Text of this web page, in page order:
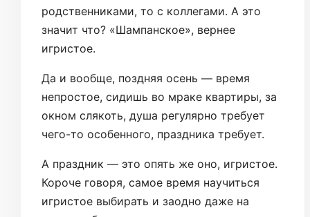
родственниками, то с коллегами. А это
значит что? «Шампанское», вернее
игристое.
Да и вообще, поздняя осень — время
непростое, сидишь во мраке квартиры, за
окном слякоть, душа регулярно требует
чего-то особенного, праздника требует.
А праздник — это опять же оно, игристое.
Короче говоря, самое время научиться
игристое выбирать и заодно даже на